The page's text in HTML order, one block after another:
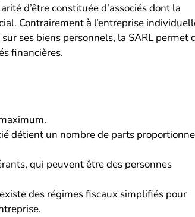
d’être constituée d’associés dont la
Contrairement à l’entreprise
ses biens personnels, la SARL permet
financières.
détient un nombre de parts
qui peuvent être des personnes
des régimes fiscaux simplifiés pour